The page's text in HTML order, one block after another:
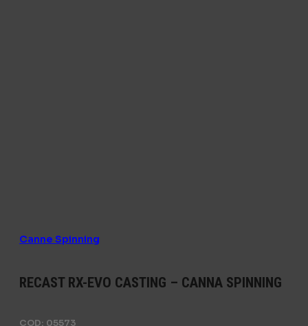
Canne Spinning
RECAST RX-EVO CASTING – CANNA SPINNING
COD: 05573